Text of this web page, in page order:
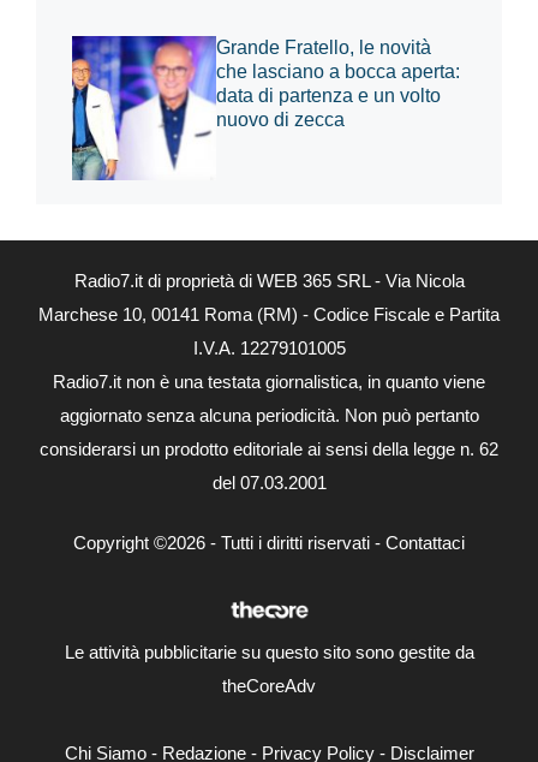
Grande Fratello, le novità
che lasciano a bocca aperta:
data di partenza e un volto
nuovo di zecca
Radio7.it di proprietà di WEB 365 SRL - Via Nicola
Marchese 10, 00141 Roma (RM) - Codice Fiscale e Partita
I.V.A. 12279101005
Radio7.it non è una testata giornalistica, in quanto viene
aggiornato senza alcuna periodicità. Non può pertanto
considerarsi un prodotto editoriale ai sensi della legge n. 62
del 07.03.2001
Copyright ©2026 - Tutti i diritti riservati - Contattaci
Le attività pubblicitarie su questo sito sono gestite da
theCoreAdv
Chi Siamo- Redazione- Privacy Policy- Disclaimer